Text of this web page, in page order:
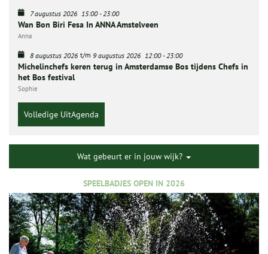
7 augustus 2026 15:00-23:00
Wan Bon Biri Fesa In ANNA Amstelveen
Anna
8 augustus 2026 t/m 9 augustus 2026 12:00-23:00
Michelinchefs keren terug in Amsterdamse Bos tijdens Chefs in
het Bos festival
Sophie
Volledige UitAgenda
Wat gebeurt er in jouw wijk?
SPEELBADJES OPEN IN 2026